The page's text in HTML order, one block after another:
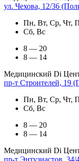
ул. Чехова, 12/36
Пн, Вт, Ср, Чт,
Сб, Вс
8 — 20
8 — 14
Медицинский Di
пр-т Строителей, 19
Пн, Вт, Ср, Чт,
Сб, Вс
8 — 20
8 — 14
Медицинский Di